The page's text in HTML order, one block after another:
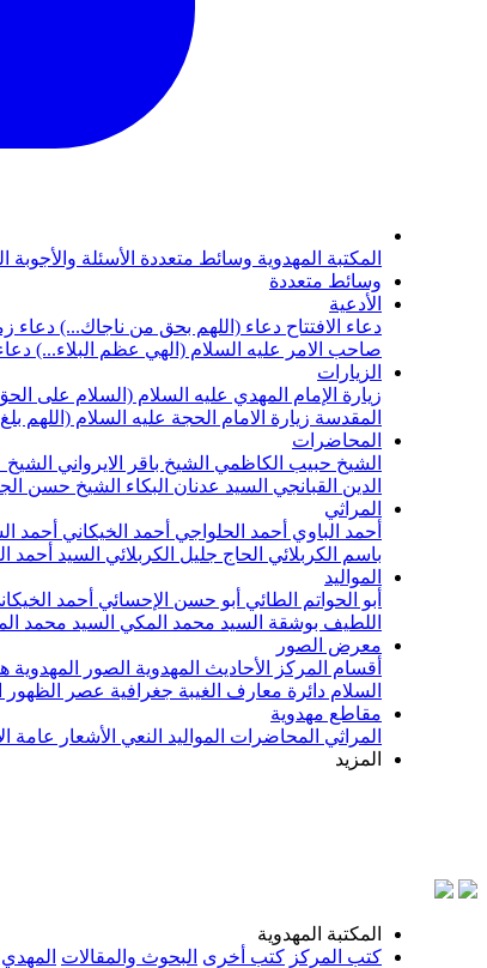
المكتبة المهدوية وسائط متعددة الأسئلة والأجوبة
وسائط متعددة
الأدعية
دعاء الافتتاح دعاء (اللهم بحق من ناجاك...) دعاء
صاحب الامر عليه السلام (الهي عظم البلاء...)
الزيارات
زيارة الإمام المهدي عليه السلام (السلام على
المقدسة زيارة الامام الحجة عليه السلام
المحاضرات
الشيخ حبيب الكاظمي الشيخ باقر الايرواني
الدين القبانجي السيد عدنان البكاء الشيخ حسن
المراثي
أحمد الباوي أحمد الحلواجي أحمد الخيكاني أحمد
باسم الكربلائي الحاج جليل الكربلائي السيد أحمد
المواليد
أبو الحواتم الطائي أبو حسن الإحسائي أحمد
اللطيف بوشقة السيد محمد المكي السيد محمد
معرض الصور
أقسام المركز
الأحاديث المهدوية الصور المهدوية
السلام دائرة معارف الغيبة جغرافية عصر الظهور
مقاطع مهدوية
المراثي المحاضرات المواليد النعي الأشعار عامة
المزيد
المكتبة المهدوية
كتب المركز كتب أخرى البحوث والمقالات